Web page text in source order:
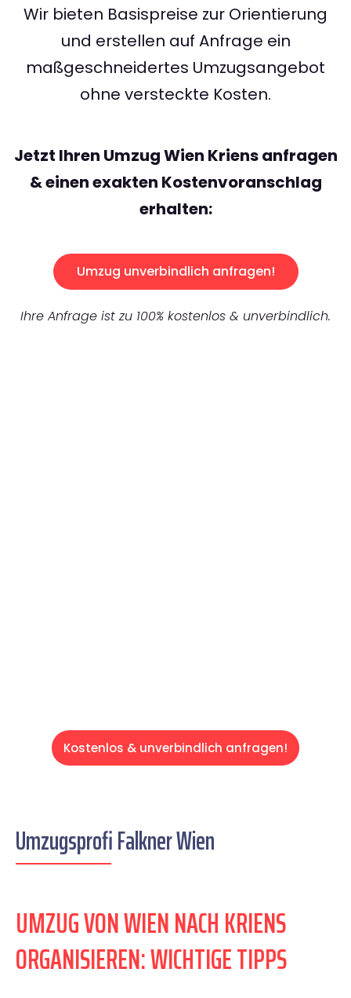
Wir bieten Basispreise zur Orientierung
und erstellen auf Anfrage ein
maßgeschneidertes Umzugsangebot
ohne versteckte Kosten.
Jetzt Ihren Umzug Wien Kriens anfragen
& einen exakten Kostenvoranschlag
erhalten:
Umzug unverbindlich anfragen!
Ihre Anfrage ist zu 100% kostenlos & unverbindlich.
Kostenlos & unverbindlich anfragen!
Umzugsprofi Falkner Wien
UMZUG VON WIEN NACH KRIENS
ORGANISIEREN: WICHTIGE TIPPS